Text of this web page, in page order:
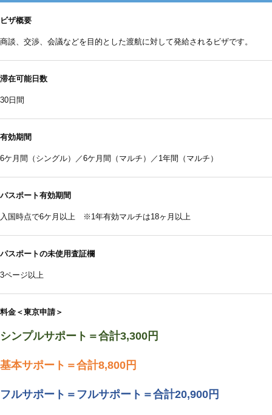
ビザ概要
商談、交渉、会議などを目的とした渡航に対して発給されるビザです。
滞在可能日数
30日間
有効期間
6ケ月間（シングル）／6ケ月間（マルチ）／1年間（マルチ）
パスポート有効期間
入国時点で6ケ月以上 ※1年有効マルチは18ヶ月以上
パスポートの未使用査証欄
3ページ以上
料金＜東京申請＞
シンプルサポート＝合計3,300円
基本サポート＝合計8,800円
フルサポート＝フルサポート＝合計20,900円